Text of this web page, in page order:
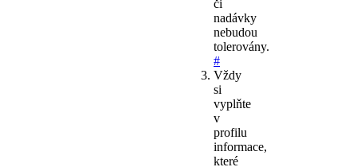
či
nadávky
nebudou
tolerovány.
#
Vždy
si
vyplňte
v
profilu
informace,
které